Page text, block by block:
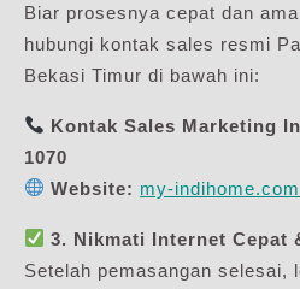
Biar prosesnya cepat dan
hubungi kontak sales resmi
Bekasi Timur di bawah ini:
Kontak Sales Marketing
1070
Website: my-indihome.com
3. Nikmati Internet Cepat
Setelah pemasangan selesai,